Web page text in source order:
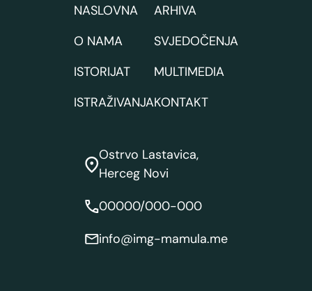
NASLOVNA
O NAMA
ISTORIJAT
ISTRAŽIVANJA
ARHIVA
SVJEDOČENJA
MULTIMEDIA
KONTAKT
Ostrvo Lastavica,
Herceg Novi
00000/000-000
info@img-mamula.me